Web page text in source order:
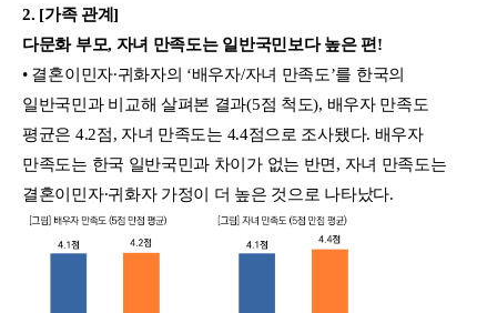
2. [가족 관계]
다문화 부모, 자녀 만족도는 일반국민보다 높은 편!
• 결혼이민자∙귀화자의 ‘배우자/자녀 만족도’를 한국의
일반국민과 비교해 살펴본 결과(5점 척도), 배우자 만족도
평균은 4.2점, 자녀 만족도는 4.4점으로 조사됐다. 배우자
만족도는 한국 일반국민과 차이가 없는 반면, 자녀 만족도는
결혼이민자∙귀화자 가정이 더 높은 것으로 나타났다.